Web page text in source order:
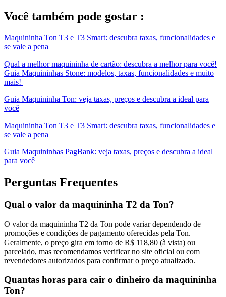
Você também pode gostar :
Maquininha Ton T3 e T3 Smart: descubra taxas, funcionalidades e
se vale a pena
Qual a melhor maquininha de cartão: descubra a melhor para você!
Guia Maquininhas Stone: modelos, taxas, funcionalidades e muito
mais!
Guia Maquininha Ton: veja taxas, preços e descubra a ideal para
você
Maquininha Ton T3 e T3 Smart: descubra taxas, funcionalidades e
se vale a pena
Guia Maquininhas PagBank: veja taxas, preços e descubra a ideal
para você
Perguntas Frequentes
Qual o valor da maquininha T2 da Ton?
O valor da maquininha T2 da Ton pode variar dependendo de
promoções e condições de pagamento oferecidas pela Ton.
Geralmente, o preço gira em torno de R$ 118,80 (à vista) ou
parcelado, mas recomendamos verificar no site oficial ou com
revendedores autorizados para confirmar o preço atualizado.
Quantas horas para cair o dinheiro da maquininha
Ton?